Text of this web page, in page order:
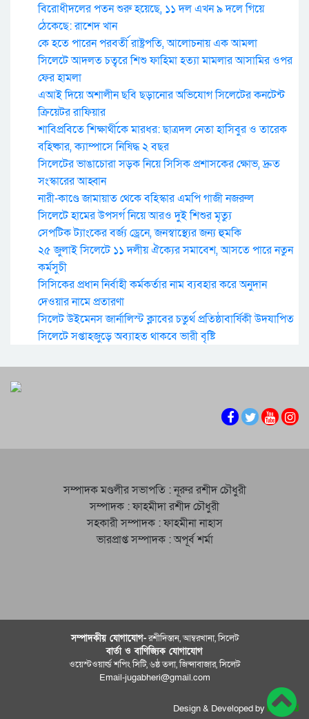
বিরোধীদলের পতন শুরু হয়েছে, ১১ দল এখন ৯ দলে গিয়ে
ঠেকেছে: রাশেদ খান
কে হতে পারেন পরবর্তী রাষ্ট্রপতি, আলোচনায় এক আমলা
সিলেটে আদলত চত্বরে শিশু ফাহিমা হত্যা মামলার আসামির ওপর
ফের হামলা
এআই দিয়ে অশালীন ছবি ছড়ানোর অভিযোগ সিলেটের কনটেন্ট
ক্রিয়েটর রাফিয়ার
শাবিপ্রবিতে শিক্ষার্থীকে মারধর: ছাত্রদল নেতা হাসিবুর ও তারেক
বহিষ্কার, ক্যাম্পাসে নিষিদ্ধ ২ বছর
সিলেটের ভাঙাচোরা সড়ক নিয়ে সিসিক প্রশাসকের ক্ষোভ, দ্রুত
সংস্কারের আহ্বান
নারী-কাণ্ডে জামায়াত থেকে বহিস্কার এমপি গাজী নজরুল
সিলেটে হামের উপসর্গ নিয়ে আরও দুই শিশুর মৃত্যু
সেপটিক ট্যাংকের বর্জ্য ড্রেনে, জনস্বাস্থ্যের জন্য হুমকি
২৫ জুলাই সিলেটে ১১ দলীয় ঐক্যের সমাবেশ, আসতে পারে নতুন
কর্মসুচী
সিসিকের প্রধান নির্বাহী কর্মকর্তার নাম ব্যবহার করে অনুদান
দেওয়ার নামে প্রতারণা
সিলেট উইমেনস জার্নালিস্ট ক্লাবের চতুর্থ প্রতিষ্ঠাবার্ষিকী উদযাপিত
সিলেটে সপ্তাহজুড়ে অব্যাহত থাকবে ভারী বৃষ্টি
সম্পাদক মণ্ডলীর সভাপতি : নূরুর রশীদ চৌধুরী
সম্পাদক : ফাহমীদা রশীদ চৌধুরী
সহকারী সম্পাদক : ফাহমীনা নাহাস
ভারপ্রাপ্ত সম্পাদক : অপূর্ব শর্মা
সম্পাদকীয় যােগাযোগ-রশীদিস্তান, আম্বরখানা, সিলেট
বার্তা ও বাণিজ্যিক যোগাযােগ
ওয়েস্টওয়ার্ল্ড শপিং সিটি, ৬ষ্ঠ তলা, জিন্দাবাজার, সিলেট
Email-jugabheri@gmail.com
Design & Developed by best-bd